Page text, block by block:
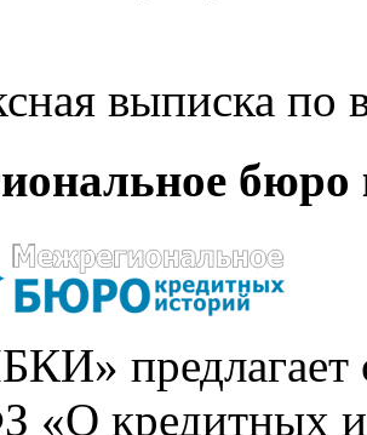
выписка
бюро
предлагает
«О кредитных